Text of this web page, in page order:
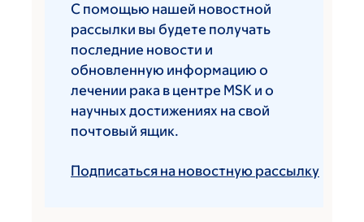
С помощью нашей новостной
рассылки вы будете получать
последние новости и
обновленную информацию о
лечении рака в центре MSK и о
научных достижениях на свой
почтовый ящик.
Подписаться на новостную рассылку